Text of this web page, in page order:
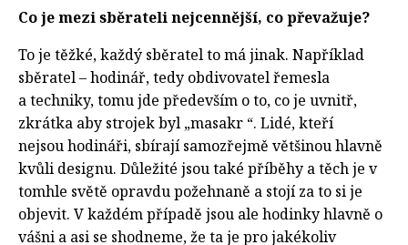
Co je mezi sběrateli nejcennější, co převažuje?
To je těžké, každý sběratel to má jinak. Například
sběratel – hodinář, tedy obdivovatel řemesla
a techniky, tomu jde především o to, co je uvnitř,
zkrátka aby strojek byl „masakr “. Lidé, kteří
nejsou hodináři, sbírají samozřejmě většinou hlavně
kvůli designu. Důležité jsou také příběhy a těch je v
tomhle světě opravdu požehnaně a stojí za to si je
objevit. V každém případě jsou ale hodinky hlavně o
vášni a asi se shodneme, že ta je pro jakékoliv